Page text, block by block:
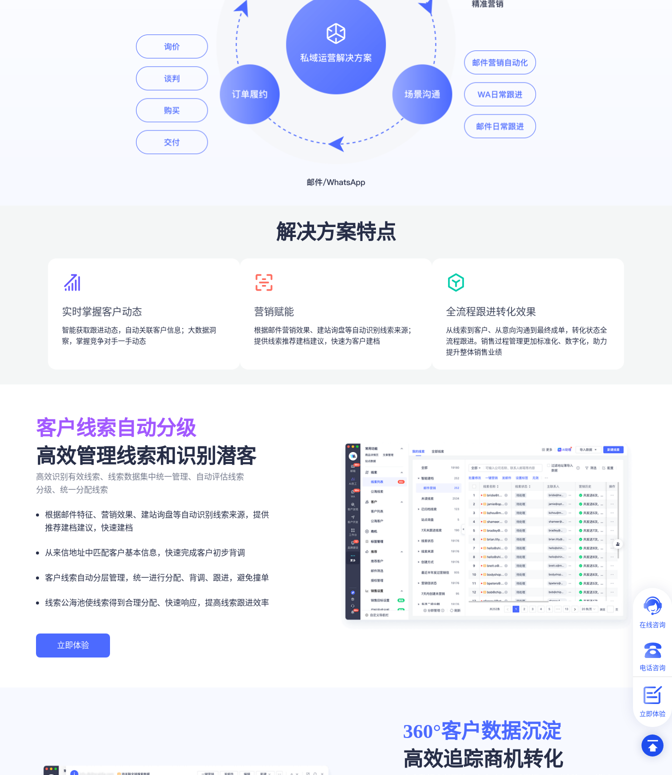
解决方案特点
实时掌握客户动态
智能获取跟进动态，自动关联客户信息；大数据洞
察，掌握竞争对手一手动态
营销赋能
根据邮件营销效果、建站询盘等自动识别线索来源；
提供线索推荐建档建议，快速为客户建档
全流程跟进转化效果
从线索到客户、从意向沟通到最终成单，转化状态全
流程跟进。销售过程管理更加标准化、数字化，助力
提升整体销售业绩
客户线索自动分级
高效管理线索和识别潜客
高效识别有效线索、线索数据集中统一管理、自动评估线索
分级、统一分配线索
根据邮件特征、营销效果、建站询盘等自动识别线索来源，提供
推荐建档建议，快速建档
从来信地址中匹配客户基本信息，快速完成客户初步背调
客户线索自动分层管理，统一进行分配、背调、跟进，避免撞单
线索公海池使线索得到合理分配、快速响应，提高线索跟进效率
立即体验
360°客户数据沉淀
高效追踪商机转化
在线咨询
电话咨询
立即体验